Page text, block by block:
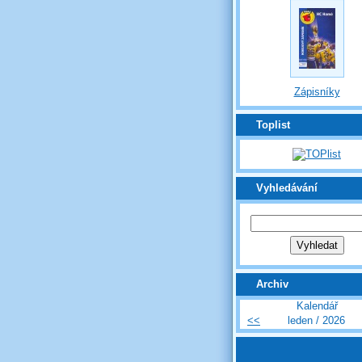
Zápisníky
Toplist
Vyhledávání
Archiv
Kalendář
<<
leden / 2026